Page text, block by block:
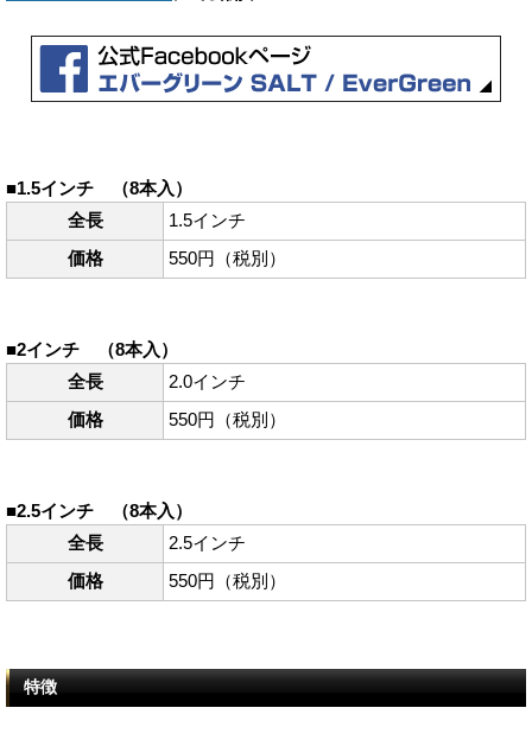
■1.5インチ （8本入）
全長
1.5インチ
価格
550円（税別）
■2インチ （8本入）
全長
2.0インチ
価格
550円（税別）
■2.5インチ （8本入）
全長
2.5インチ
価格
550円（税別）
特徴